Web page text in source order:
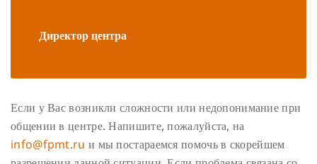
Директор центра
Если у Вас возникли сложности или недопонимание при
общении в центре. Напишите, пожалуйста, на
info@fpmt.ru и мы постараемся помочь в скорейшем